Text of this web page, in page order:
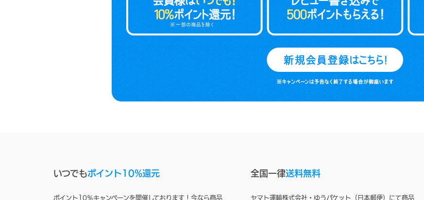
いつでもポイント10%還元
ポイント10％キャンペーンを開催しております！今なら商品
全国一律送料無料
ヤマト運輸株式会社・ゆうパケット（日本郵便）にて商品